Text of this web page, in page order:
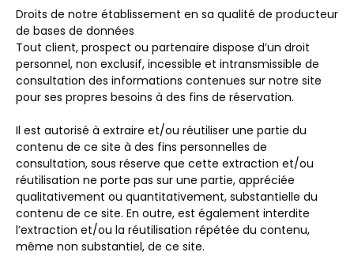
Droits de notre établissement en sa qualité de producteur
de bases de données
Tout client, prospect ou partenaire dispose d’un droit
personnel, non exclusif, incessible et intransmissible de
consultation des informations contenues sur notre site
pour ses propres besoins à des fins de réservation.
Il est autorisé à extraire et/ou réutiliser une partie du
contenu de ce site à des fins personnelles de
consultation, sous réserve que cette extraction et/ou
réutilisation ne porte pas sur une partie, appréciée
qualitativement ou quantitativement, substantielle du
contenu de ce site. En outre, est également interdite
l’extraction et/ou la réutilisation répétée du contenu,
même non substantiel, de ce site.